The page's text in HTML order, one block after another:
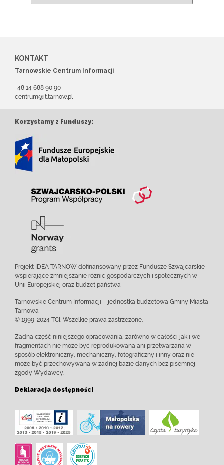
KONTAKT
Tarnowskie Centrum Informacji
+48 14 688 90 90
centrum@it.tarnow.pl
Korzystamy z funduszy:
Projekt IDEA TARNÓW dofinansowany przez Fundusze Szwajcarskie
wspierające zmniejszanie różnic gospodarczych i społecznych w
Unii Europejskiej oraz budżet państwa
Tarnowskie Centrum Informacji – jednostka budżetowa Gminy Miasta
Tarnowa
© 1999-2024 TCI. Wszelkie prawa zastrzeżone.
Żadna część niniejszego opracowania, zarówno w całości jak i we
fragmentach nie może być reprodukowana ani przetwarzana w
sposób elektroniczny, mechaniczny, fotograficzny i inny oraz nie
może być przechowywana w żadnej bazie danych bez pisemnej
zgody Wydawcy.
Deklaracja dostępności